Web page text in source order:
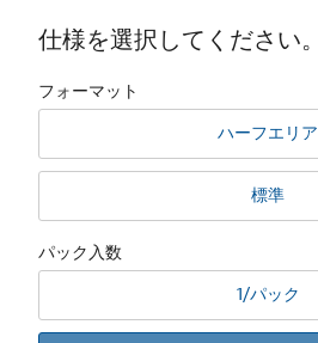
仕様を選択してください。
フォーマット
ハーフエリア
標準
パック入数
1/パック